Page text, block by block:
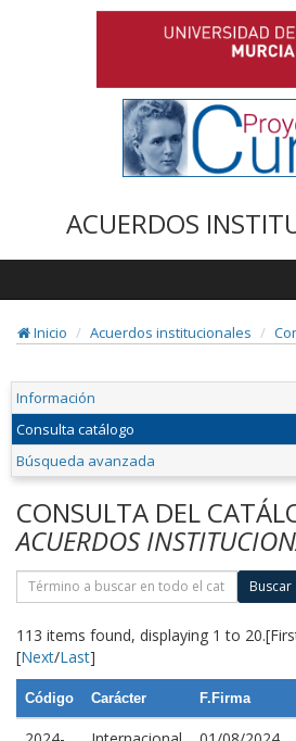
ACUERDOS
Inicio
Acuerdos institucionales
Información
Consulta catálogo
Búsqueda avanzada
CONSULTA DEL
ACUERDOS
Buscar
113 items found, displaying 1 to 20.
[Next/Last]
Código Carácter F.Firma